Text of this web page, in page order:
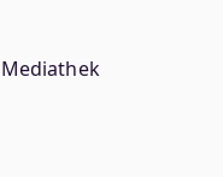
Mediathek